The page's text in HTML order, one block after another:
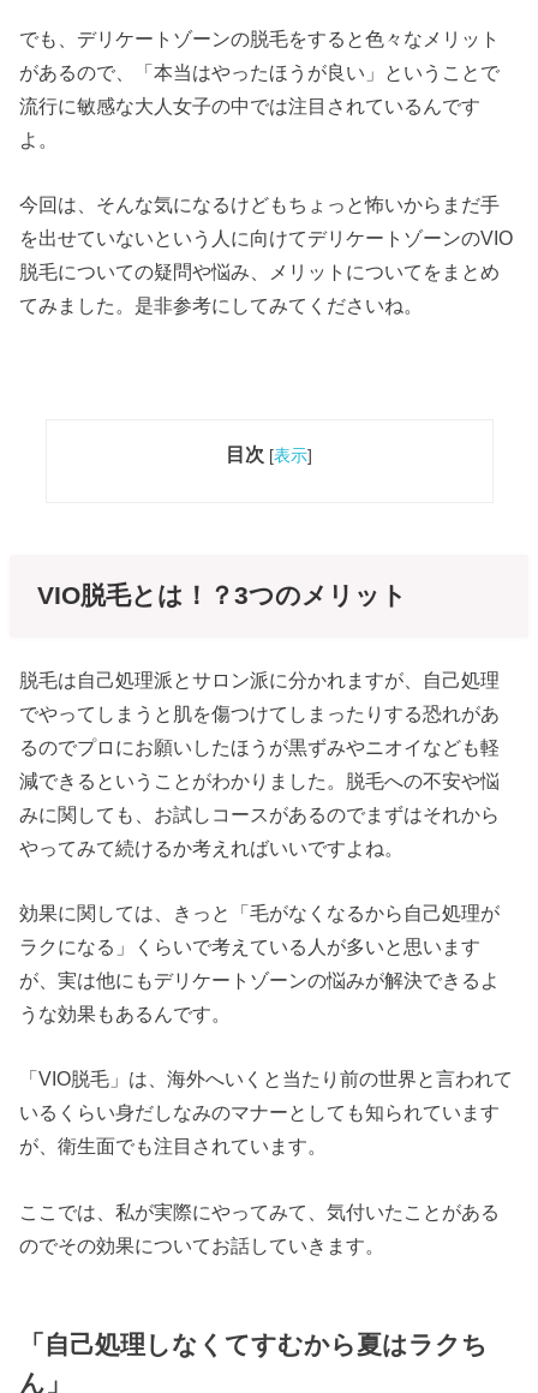
でも、デリケートゾーンの脱毛をすると色々なメリット
があるので、「本当はやったほうが良い」ということで
流行に敏感な大人女子の中では注目されているんです
よ。
今回は、そんな気になるけどもちょっと怖いからまだ手
を出せていないという人に向けてデリケートゾーンのVIO
脱毛についての疑問や悩み、メリットについてをまとめ
てみました。是非参考にしてみてくださいね。
目次 [表示]
VIO脱毛とは！？3つのメリット
脱毛は自己処理派とサロン派に分かれますが、自己処理
でやってしまうと肌を傷つけてしまったりする恐れがあ
るのでプロにお願いしたほうが黒ずみやニオイなども軽
減できるということがわかりました。脱毛への不安や悩
みに関しても、お試しコースがあるのでまずはそれから
やってみて続けるか考えればいいですよね。
効果に関しては、きっと「毛がなくなるから自己処理が
ラクになる」くらいで考えている人が多いと思います
が、実は他にもデリケートゾーンの悩みが解決できるよ
うな効果もあるんです。
「VIO脱毛」は、海外へいくと当たり前の世界と言われて
いるくらい身だしなみのマナーとしても知られています
が、衛生面でも注目されています。
ここでは、私が実際にやってみて、気付いたことがある
のでその効果についてお話していきます。
「自己処理しなくてすむから夏はラクち
ん」